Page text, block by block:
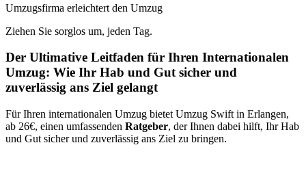
Umzugsfirma erleichtert den Umzug
Ziehen Sie sorglos um, jeden Tag.
Der Ultimative Leitfaden für Ihren Internationalen
Umzug: Wie Ihr Hab und Gut sicher und
zuverlässig ans Ziel gelangt
Für Ihren internationalen Umzug bietet Umzug Swift in Erlangen,
ab 26€, einen umfassenden Ratgeber, der Ihnen dabei hilft, Ihr Hab
und Gut sicher und zuverlässig ans Ziel zu bringen.